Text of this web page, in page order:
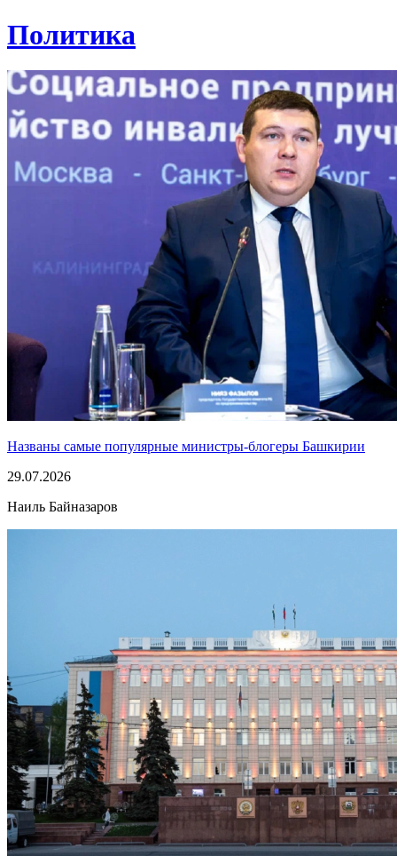
Политика
Названы самые популярные министры-блогеры Башкирии
29.07.2026
Наиль Байназаров